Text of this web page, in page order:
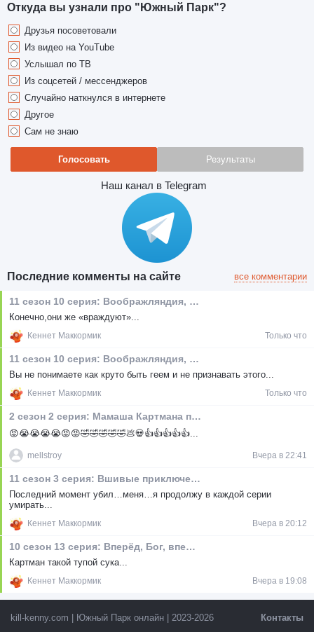
Откуда вы узнали про "Южный Парк"?
Друзья посоветовали
Из видео на YouTube
Услышал по ТВ
Из соцсетей / мессенджеров
Случайно наткнулся в интернете
Другое
Сам не знаю
Голосовать Результаты
Наш канал в Telegram
Последние комменты на сайте все комментарии
11 сезон 10 серия: Воображляндия, эпизод I
Конечно,они же «враждуют»...
Кеннет Маккормик Только что
11 сезон 10 серия: Воображляндия, эпизод I
Вы не понимаете как круто быть геем и не признавать этого...
Кеннет Маккормик Только что
2 сезон 2 серия: Мамаша Картмана по-прежнему грязная шлюха
😡😭😭😭😭😡😡🤣🤣🤣🤣🤣💩💀👍👍👍👍👍...
mellstroy Вчера в 22:41
11 сезон 3 серия: Вшивые приключения
Последний момент убил…меня…я продолжу в каждой серии
умирать...
Кеннет Маккормик Вчера в 20:12
10 сезон 13 серия: Вперёд, Бог, вперёд XII
Картман такой тупой сука...
Кеннет Маккормик Вчера в 19:08
kill-kenny.com | Южный Парк онлайн | 2023-2026 Контакты